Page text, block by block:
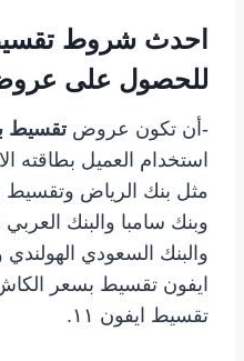
احدث شروط
للحصول على
-أن تكون عروض تقسيط
استخدام العميل بطاقته
مثل بنك الرياض وتقسيط
وبنك سامبا والبنك
والبنك السعودي
ايفون تقسيط بسعر
تقسيط ايفون ١١.